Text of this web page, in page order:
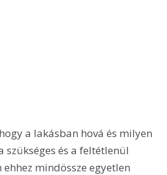
a lakásban hová és milyen
és a feltétlenül
ehhez mindössze egyetlen